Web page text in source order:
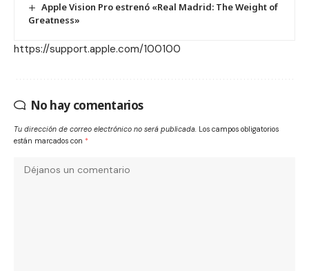
Apple Vision Pro estrenó «Real Madrid: The Weight of
Greatness»
https://support.apple.com/100100
No hay comentarios
Tu dirección de correo electrónico no será publicada. Los campos obligatorios
están marcados con *